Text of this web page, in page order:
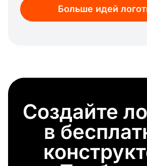
Энергия
Водная рябь
Красный лист
Трава
Больше идей
Создайте
в